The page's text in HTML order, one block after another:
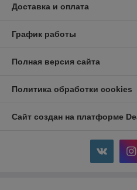
Доставка и оплата
График работы
Полная версия сайта
Политика обработки cookies
Сайт создан на платформе